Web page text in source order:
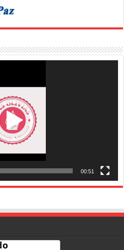
00:51